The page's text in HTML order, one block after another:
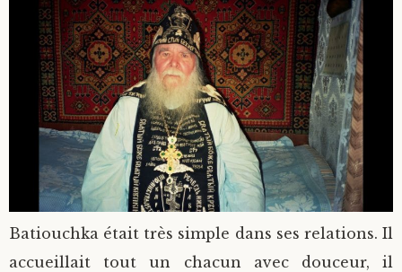
Batiouchka était très simple dans ses relations. Il
accueillait tout un chacun avec douceur, il